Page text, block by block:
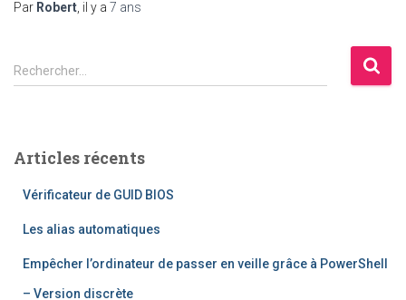
Par Robert , il y a 7 ans
R
e
r
Rechercher…
Articles récents
Vérificateur de GUID BIOS
Les alias automatiques
Empêcher l’ordinateur de passer en veille grâce à PowerShell
– Version discrète